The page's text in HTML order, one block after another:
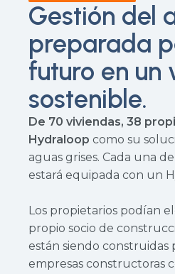
Gestión del
preparada
futuro en un
sostenible.
De 70 viviendas, 38
Hydraloop como su
aguas grises. Cada una
estará equipada con un
Los propietarios podían
propio socio de
están siendo construidas
empresas constructoras